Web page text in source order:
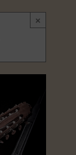
×